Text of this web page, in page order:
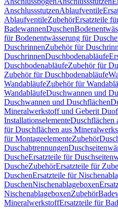
AnschlussstutzenAblaufventile
AblaufventileZubehörErsatzteile
BadewannenDuschen
für Bodenentwässerung für
DuschrinnenZubehör für
DuschrinnenDuschbodenabläufe
DuschbodenabläufeZubehör für
Zubehör für Duschbodenabläufe
WandabläufeZubehör für
WandabläufeDuschwannen und
Duschwannen und Duschflächen
Mineralwerkstoff und Geberit
InstallationselementeDuschflächen
für Duschflächen aus
für MontageelementeZubehör
Duschabtrennungen
DuscheErsatzteile für
DuscheZubehörErsatzteile für
DuschenErsatzteile für
DuschenNischenablageboxen
NischenablageboxenZubehör
MineralwerkstoffErsatzteile für